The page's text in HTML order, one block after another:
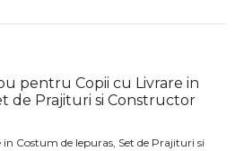
pentru Copii cu Livrare in
de Prajituri si Constructor
Costum de Iepuras, Set de Prajituri si